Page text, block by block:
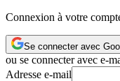
Connexion à votre
Se connecter avec
ou se connecter avec e-
Adresse e-mail